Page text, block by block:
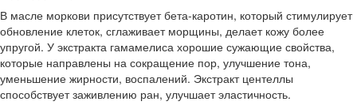
В масле моркови присутствует бета-каротин, который стимулирует
обновление клеток, сглаживает морщины, делает кожу более
упругой. У экстракта гамамелиса хорошие сужающие свойства,
которые направлены на сокращение пор, улучшение тона,
уменьшение жирности, воспалений. Экстракт центеллы
способствует заживлению ран, улучшает эластичность.